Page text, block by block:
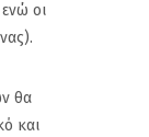
οι
θα
και